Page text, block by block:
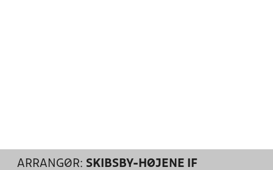
ARRANGØR: SKIBSBY-HØJENE IF